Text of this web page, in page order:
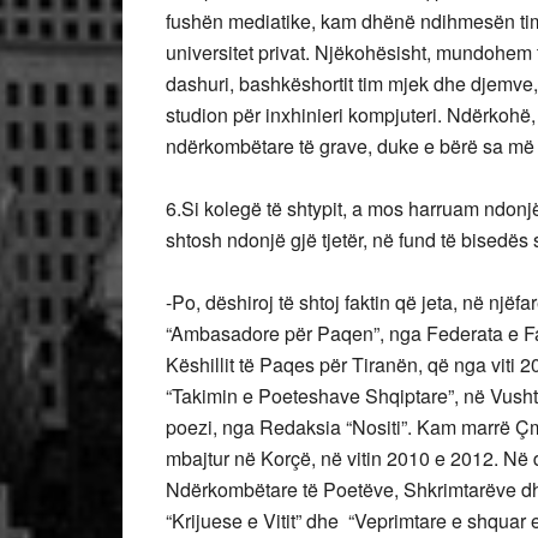
fushën mediatike, kam dhënë ndihmesën
universitet privat. Njëkohësisht, mundohem
dashuri, bashkëshortit tim mjek dhe
studion për inxhinieri kompjuteri.
ndërkombëtare të grave, duke e bërë sa
6.Si kolegë të shtypit, a mos harruam
shtosh ndonjë gjë tjetër, në fund të bisedës
-Po, dëshiroj të shtoj faktin që jeta, në
“Ambasadore për Paqen”, nga Federata e
Këshillit të Paqes për Tiranën, që nga viti
“Takimin e Poeteshave Shqiptare”, në
poezi, nga Redaksia “Nositi”. Kam marrë
mbajtur në Korçë, në vitin 2010 e 2012.
Ndërkombëtare të Poetëve, Shkrimtarëve
“Krijuese e Vitit” dhe “Veprimtare e